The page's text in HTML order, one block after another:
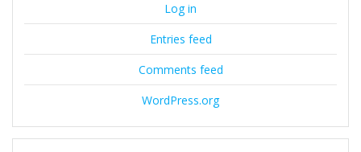
Log in
Entries feed
Comments feed
WordPress.org